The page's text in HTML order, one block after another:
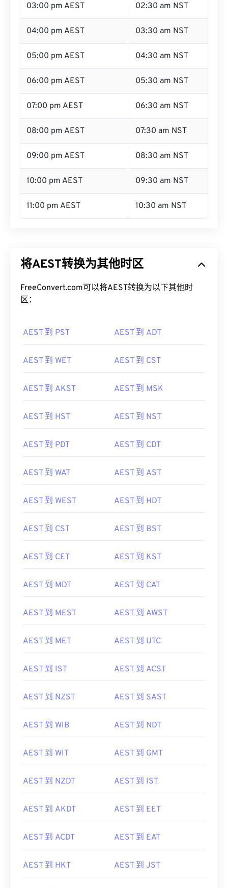
03:00 pm AEST 02:30 am NST
04:00 pm AEST 03:30 am NST
05:00 pm AEST 04:30 am NST
06:00 pm AEST 05:30 am NST
07:00 pm AEST 06:30 am NST
08:00 pm AEST 07:30 am NST
09:00 pm AEST 08:30 am NST
10:00 pm AEST 09:30 am NST
11:00 pm AEST 10:30 am NST
将AEST转换为其他时区
FreeConvert.com可以将AEST转换为以下其他时
区：
AEST 到 PST AEST 到 ADT
AEST 到 WET AEST 到 CST
AEST 到 AKST AEST 到 MSK
AEST 到 HST AEST 到 NST
AEST 到 PDT AEST 到 CDT
AEST 到 WAT AEST 到 AST
AEST 到 WEST AEST 到 HDT
AEST 到 CST AEST 到 BST
AEST 到 CET AEST 到 KST
AEST 到 MDT AEST 到 CAT
AEST 到 MEST AEST 到 AWST
AEST 到 MET AEST 到 UTC
AEST 到 IST AEST 到 ACST
AEST 到 NZST AEST 到 SAST
AEST 到 WIB AEST 到 NDT
AEST 到 WIT AEST 到 GMT
AEST 到 NZDT AEST 到 IST
AEST 到 AKDT AEST 到 EET
AEST 到 ACDT AEST 到 EAT
AEST 到 HKT AEST 到 JST